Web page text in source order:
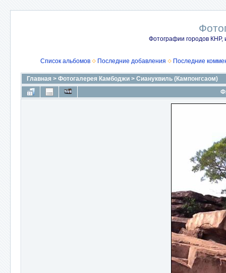
Фотографии городов КНР,
Список альбомов Последние добавления Последние
Главная > Фотогалерея Камбоджи > Сиануквиль (Кампонгсаом)